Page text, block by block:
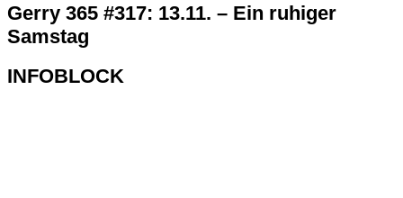
Gerry 365 #317: 13.11. – Ein ruhiger
Samstag
INFOBLOCK